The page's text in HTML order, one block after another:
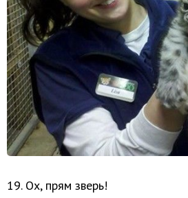
19. Ох, прям зверь!